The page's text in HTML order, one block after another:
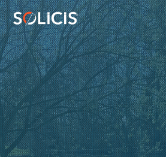
Panneau de gestion des cookies